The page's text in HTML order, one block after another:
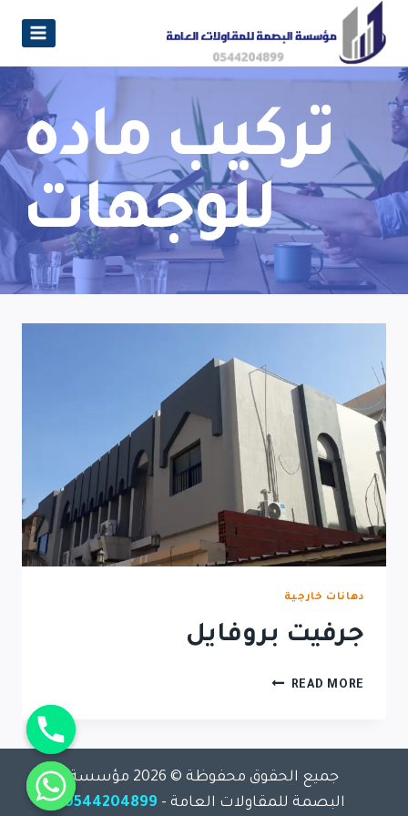
تركيب ماده
للوجهات
دهانات خارجية
جرفيت بروفايل
READ MORE
جميع الحقوق محفوظة © 2026 مؤسسة
البصمة للمقاولات العامة - 0544204899
Hide
chaty